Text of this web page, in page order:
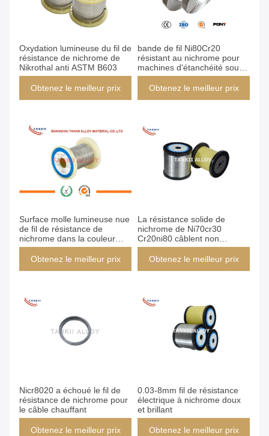
Oxydation lumineuse du fil de
résistance de nichrome de
Nikrothal anti ASTM B603
Obtenez le meilleur prix
bande de fil Ni80Cr20
résistant au nichrome pour
machines d'étanchéité sous
vide
Obtenez le meilleur prix
Surface molle lumineuse nue
de fil de résistance de
nichrome dans la couleur
blanche argentée
Obtenez le meilleur prix
La résistance solide de
nichrome de Ni70cr30
Cr20ni80 câblent non
magnétique
Obtenez le meilleur prix
Nicr8020 a échoué le fil de
résistance de nichrome pour
le câble chauffant
Obtenez le meilleur prix
0.03-8mm fil de résistance
électrique à nichrome doux
et brillant
Obtenez le meilleur prix